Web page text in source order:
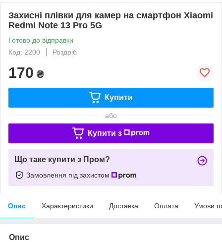
Захисні плівки для камер на смартфон Xiaomi
Redmi Note 13 Pro 5G
Готово до відправки
Код: 2200
Роздріб
170 ₴
Купити
або
Купити з
Що таке купити з Пром?
Замовлення під захистом
Опис Характеристики Доставка Оплата Умови
Опис